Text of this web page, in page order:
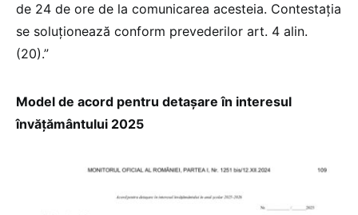
de 24 de ore de la comunicarea acesteia. Contestația
se soluţionează conform prevederilor art. 4 alin.
(20).”
Model de acord pentru detașare în interesul
învățământului 2025